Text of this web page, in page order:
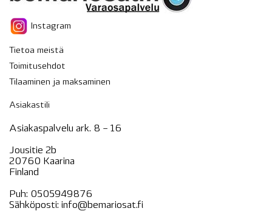
Instagram
Tietoa meistä
Toimitusehdot
Tilaaminen ja maksaminen
Asiakastili
Asiakaspalvelu ark. 8 – 16
Jousitie 2b
20760 Kaarina
Finland
Puh: 0505949876
Sähköposti: info@bemariosat.fi